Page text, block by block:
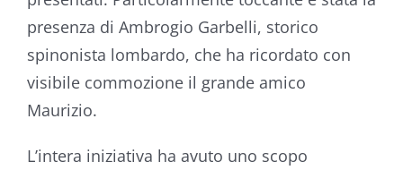
presenza di Ambrogio Garbelli, storico
spinonista lombardo, che ha ricordato con
visibile commozione il grande amico
Maurizio.
L’intera iniziativa ha avuto uno scopo